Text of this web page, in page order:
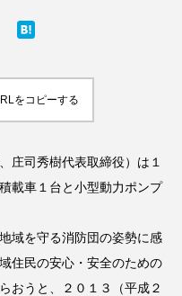
をコピーする
庄司秀樹代表取締役）は１
載車１台と小型動力ポンプ
域を守る消防団の姿勢に感
住民の安心・安全のための
おうと、２０１３（平成２